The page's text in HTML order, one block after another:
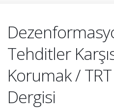
Tehditler
Korumak /
Dergisi